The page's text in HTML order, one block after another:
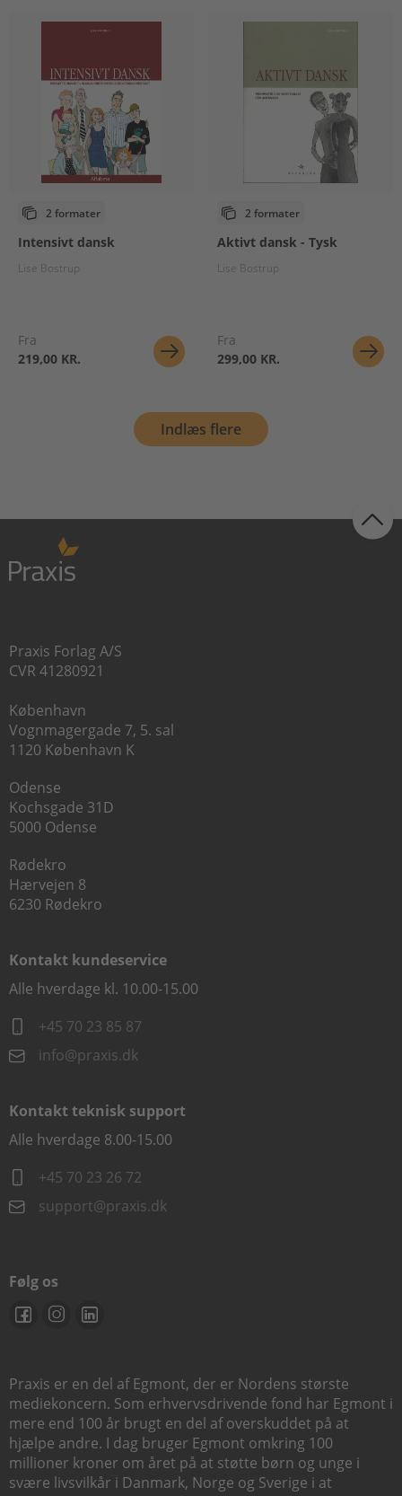
2 formater
Intensivt dansk
Lise Bostrup
Fra
219,00 KR.
2 formater
Aktivt dansk - Tysk
Lise Bostrup
Fra
299,00 KR.
Indlæs flere
Praxis Forlag A/S
CVR 41280921
København
Vognmagergade 7, 5. sal
1120 København K
Odense
Kochsgade 31D
5000 Odense
Rødekro
Hærvejen 8
6230 Rødekro
Kontakt kundeservice
Alle hverdage kl. 10.00-15.00
+45 70 23 85 87
info@praxis.dk
Kontakt teknisk support
Alle hverdage 8.00-15.00
+45 70 23 26 72
support@praxis.dk
Følg os
Praxis er en del af Egmont, der er Nordens største
mediekoncern. Som erhvervsdrivende fond har Egmont i
mere end 100 år brugt en del af overskuddet på at
hjælpe andre. I dag bruger Egmont omkring 100
millioner kroner om året på at støtte børn og unge i
svære livsvilkår i Danmark, Norge og Sverige i at